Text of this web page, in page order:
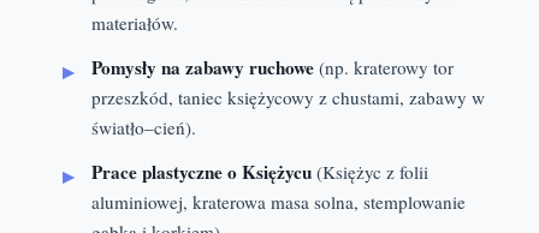
materiałów.
Pomysły na zabawy ruchowe (np. kraterowy tor
przeszkód, taniec księżycowy z chustami, zabawy w
światło–cień).
Prace plastyczne o Księżycu (Księżyc z folii
aluminiowej, kraterowa masa solna, stemplowanie